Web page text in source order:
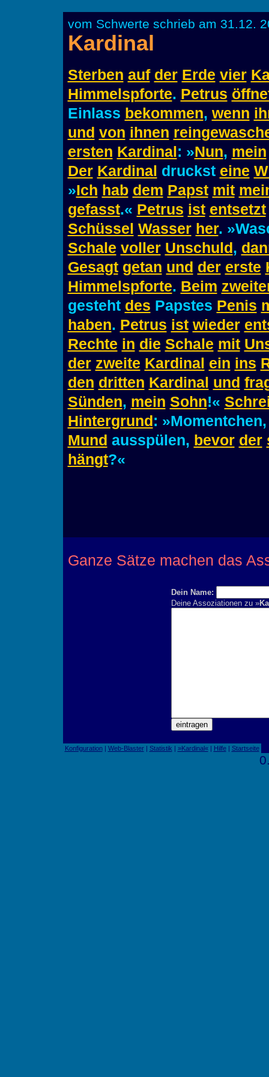
vom Schwerte schrieb am 31.12.
Kardinal
Sterben auf der Erde vier
Himmelspforte. Petrus
Einlass bekommen, wenn
und von ihnen
ersten Kardinal : »Nun, mein
Der Kardinal druckst eine
»Ich hab dem Papst mit
gefasst.« Petrus ist entsetzt
Schüssel Wasser her.
Schale voller Unschuld,
Gesagt getan und der erste
Himmelspforte. Beim
gesteht des Papstes Penis
haben. Petrus ist wieder
Rechte in die Schale mit
der zweite Kardinal ein ins
den dritten Kardinal und
Sünden, mein Sohn!«
Hintergrund :
Mund ausspülen, bevor der
hängt?«
Ganze Sätze machen das
Dein Name:
Deine Assoziationen zu »
Konfiguration| Web-Blaster| Statistik | »Kardinal«| Hilfe| Startseite